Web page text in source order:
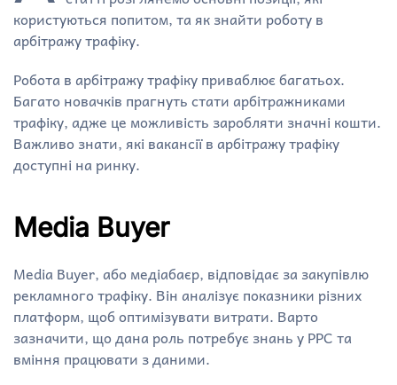
користуються попитом, та як знайти роботу в
арбітражу трафіку.
Робота в арбітражу трафіку приваблює багатьох.
Багато новачків прагнуть стати арбітражниками
трафіку, адже це можливість заробляти значні кошти.
Важливо знати, які вакансії в арбітражу трафіку
доступні на ринку.
Media Buyer
Media Buyer, або медіабаєр, відповідає за закупівлю
рекламного трафіку. Він аналізує показники різних
платформ, щоб оптимізувати витрати. Варто
зазначити, що дана роль потребує знань у PPC та
вміння працювати з даними.